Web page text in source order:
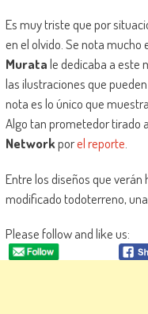
Es muy triste que por
en el olvido. Se nota mucho
Muratale dedicaba a este
las ilustraciones que
nota es lo único que
Algo tan prometedor tirado
Networkporel reporte.
Entre los diseños que verán
modificado todoterreno,
Please follow and like us: